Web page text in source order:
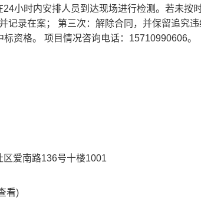
小时内安排人员到达现场进行检测。若未按
记录在案； 第三次：解除合同，并保留追究
资格。 项目情况咨询电话：15710990606。
爱南路136号十楼1001
看)